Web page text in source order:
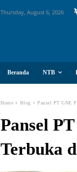
Thursday, August 6, 2026
Beranda NTB
Home Blog Pansel PT GNE
Pansel
Terbuka